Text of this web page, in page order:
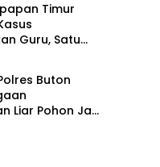
Timur
Guru, Satu
LaporButon
Liar Pohon Jati